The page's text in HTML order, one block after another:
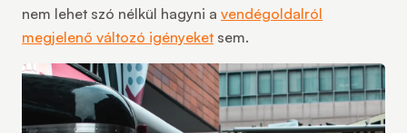
nem lehet szó nélkül hagyni a vendégoldalról
megjelenő változó igényeket sem.